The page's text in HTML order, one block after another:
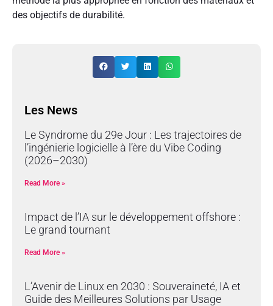
des objectifs de durabilité.
Les News
Le Syndrome du 29e Jour : Les trajectoires de
l’ingénierie logicielle à l’ère du Vibe Coding
(2026–2030)
Read More »
Impact de l’IA sur le développement offshore :
Le grand tournant
Read More »
L’Avenir de Linux en 2030 : Souveraineté, IA et
Guide des Meilleures Solutions par Usage